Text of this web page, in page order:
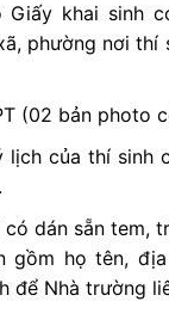
Giấy khai sinh
phường nơi
(02 bản photo
lịch của thí sinh
có dán sẵn tem,
gồm họ tên,
để Nhà trường